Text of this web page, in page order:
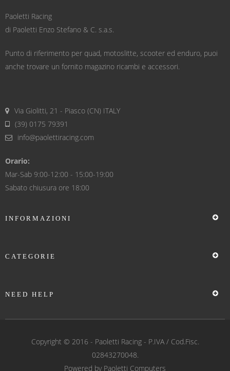
Paoletti Racing
di Paoletti Enzo Stefano & C. s.a.s.
Punto di riferimento per quad, motoslitte, scooter ed enduro, puoi
anche trovare un fornito magazino ricambi e accessori.
Via Giolitti, 21 - Piasco (CN) ITALY
(39) 0175 79391
info@paolettiracing.com
Orario:
Mar-Sab 9:00-12:00 - 15:00-19:00
Sabato chiusura ore 18:00
INFORMAZIONI
CATEGORIE
NEED HELP
Copyright © 2016 - Paoletti Racing- P.IVA / Cod.Fisc.
02843270048.
Powered by Paoletti Computers